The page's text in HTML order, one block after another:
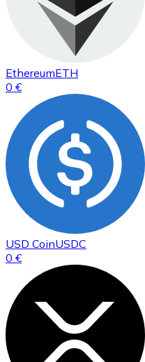
EthereumETH
0 €
USD CoinUSDC
0 €